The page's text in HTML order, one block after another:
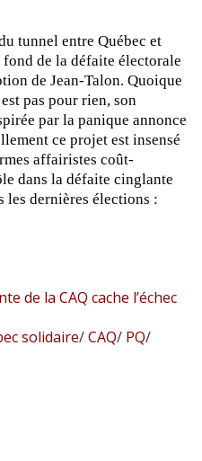
tunnel entre Québec et
de la défaite électorale
de Jean-Talon. Quoique
pas pour rien, son
par la panique annonce
ce projet est insensé
affairistes coût-
dans la défaite cinglante
les dernières élections :
de la CAQ cache l’échec
solidaire/CAQ/ PQ/